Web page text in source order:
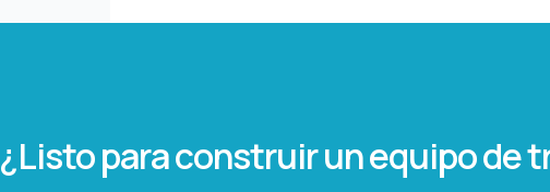
¿Listo para construir un equipo de